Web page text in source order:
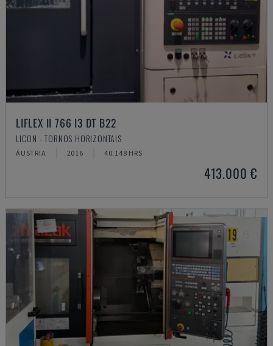
LIFLEX II 766 I3 DT B22
LICON - TORNOS HORIZONTAIS
ÁUSTRIA 2016 40.148 HRS
413.000 €